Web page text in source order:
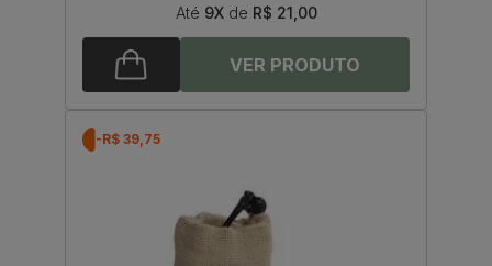
Até 9Xde R$ 21,00
-R$ 39,75